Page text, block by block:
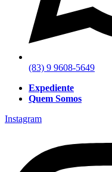
(83) 9 9608-5649
Expediente
Quem Somos
Instagram